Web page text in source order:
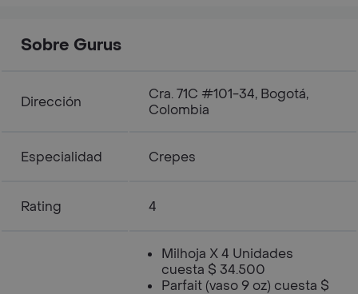
Sobre Gurus
Dirección
Cra. 71C #101-34, Bogotá,
Colombia
Especialidad Crepes
Rating 4
Milhoja X 4 Unidades
cuesta $ 34.500
Parfait (vaso 9 oz) cuesta $